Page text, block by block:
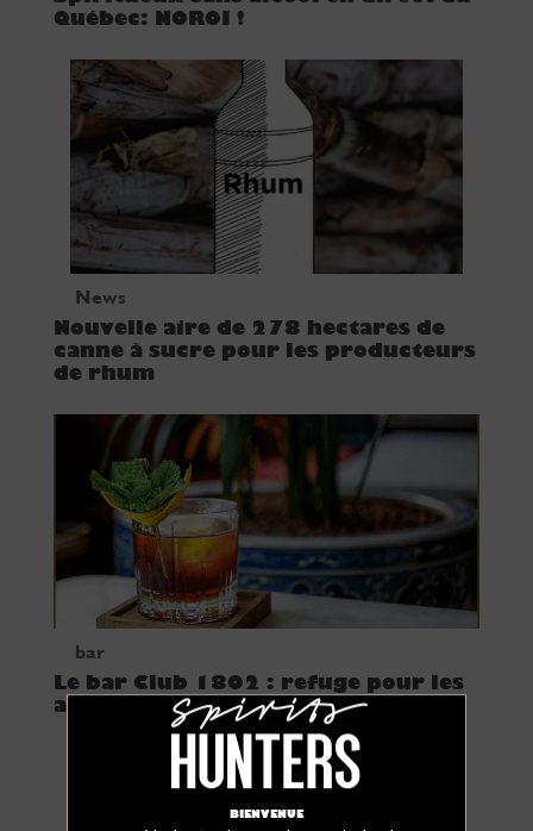
BIENVENUE
Québec: NOROI !
News
Nouvelle aire de 278 hectares de
canne à sucre pour les producteurs
de rhum
bar
Le bar Club 1802 : refuge pour les
amateurs de rhum